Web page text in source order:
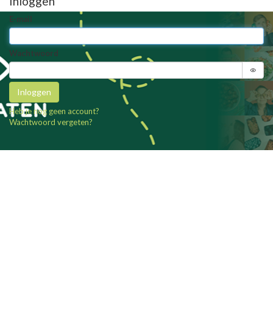
E-mail
Wachtwoord
Inloggen
Heb je nog geen account?
Wachtwoord vergeten?